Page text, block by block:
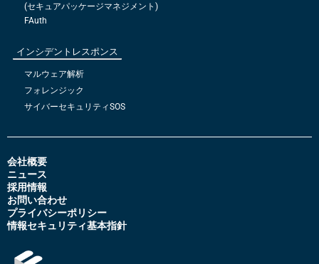
(セキュアパッケージマネジメント)
FAuth
インシデントレスポンス
マルウェア解析
フォレンジック
サイバーセキュリティSOS
会社概要
ニュース
採用情報
お問い合わせ
プライバシーポリシー
情報セキュリティ基本指針